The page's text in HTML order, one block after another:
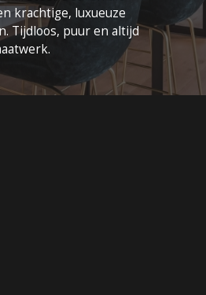
krachtige, luxueuze
Tijdloos, puur en altijd